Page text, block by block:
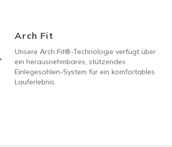
Arch Fit
Unsere Arch Fit®-Technologie verfügt über
ein herausnehmbares, stützendes
Einlegesohlen-System für ein komfortables
Lauferlebnis.